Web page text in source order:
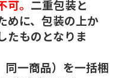
。 二重包装と
めに、包装の上か
たものとなりま
同一商品）を一括梱